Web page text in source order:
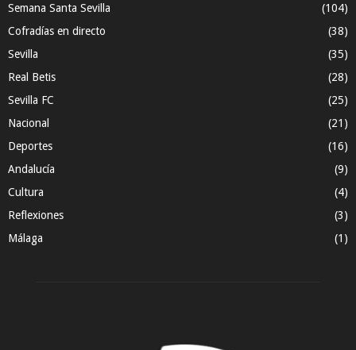
Semana Santa Sevilla
(104)
Cofradías en directo
(38)
Sevilla
(35)
Real Betis
(28)
Sevilla FC
(25)
Nacional
(21)
Deportes
(16)
Andalucía
(9)
Cultura
(4)
Reflexiones
(3)
Málaga
(1)